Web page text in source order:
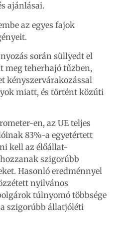
ajánlásai.
az egyes fajok
során süllyedt el
meg teherhajó tűzben,
kényszervárakozással
miatt, és történt közúti
en, az UE teljes
83%-a egyetértett
kell az élőállat-
szigorúbb
Hasonló eredménnyel
nyilvános
túlnyomó többsége
szigorúbb állatjóléti